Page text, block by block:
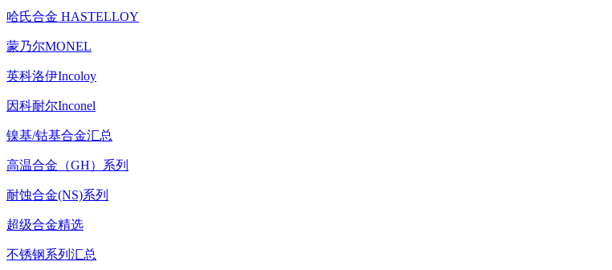
哈氏合金 HASTELLOY
蒙乃尔MONEL
英科洛伊Incoloy
因科耐尔Inconel
镍基/钴基合金汇总
高温合金（GH）系列
耐蚀合金(NS)系列
超级合金精选
不锈钢系列汇总